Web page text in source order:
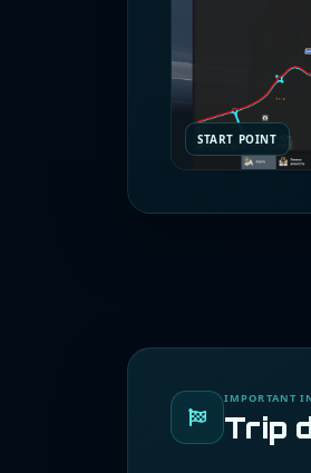
START POINT
IMPORTANT
Trip